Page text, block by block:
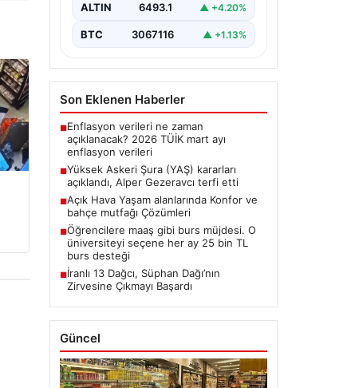
ALTIN 6493.1 ▲ +4.20%
BTC 3067116 ▲ +1.13%
Son Eklenen Haberler
■Enflasyon verileri ne zaman
açıklanacak? 2026 TÜİK mart ayı
enflasyon verileri
■Yüksek Askeri Şura (YAŞ) kararları
açıklandı, Alper Gezeravcı terfi etti
■Açık Hava Yaşam alanlarında Konfor ve
bahçe mutfağı Çözümleri
■Öğrencilere maaş gibi burs müjdesi. O
üniversiteyi seçene her ay 25 bin TL
burs desteği
■İranlı 13 Dağcı, Süphan Dağı’nın
Zirvesine Çıkmayı Başardı
Güncel